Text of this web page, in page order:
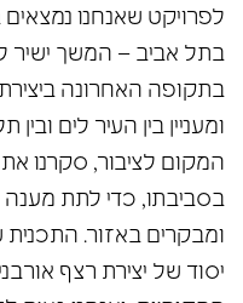
לפרויקט שאנחנו
בתל אביב – המשך ישיר
בתקופה האחרונה
ומעניין בין העיר לים ובין
המקום לציבור, סקרנו
בסביבתו, כדי לתת מענה
ומבקרים באזור.
יסוד של יצירת רצף